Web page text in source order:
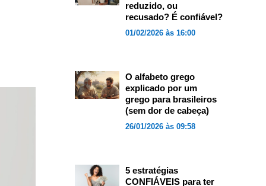
reduzido, ou
recusado? É confiável?
01/02/2026 às 16:00
O alfabeto grego
explicado por um
grego para brasileiros
(sem dor de cabeça)
26/01/2026 às 09:58
5 estratégias
CONFIÁVEIS para ter